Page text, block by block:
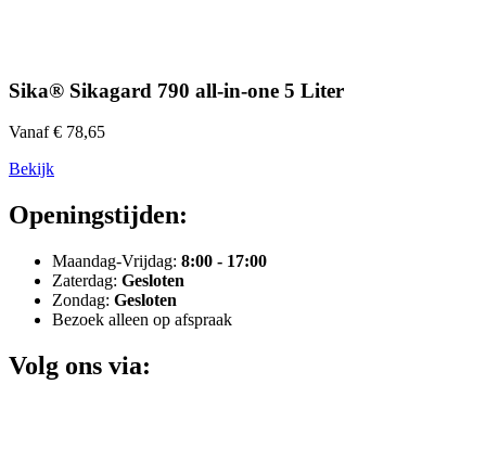
Sika® Sikagard 790 all-in-one 5 Liter
Vanaf € 78,65
Bekijk
Openingstijden:
Maandag-Vrijdag: 8:00 - 17:00
Zaterdag: Gesloten
Zondag: Gesloten
Bezoek alleen op afspraak
Volg ons via: